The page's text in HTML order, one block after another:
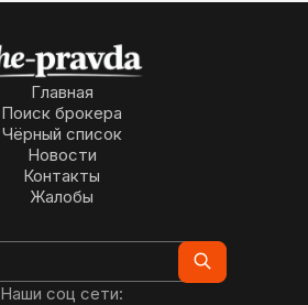
Главная
Поиск брокера
Чёрный список
Новости
Контакты
Жалобы
Наши соц сети: